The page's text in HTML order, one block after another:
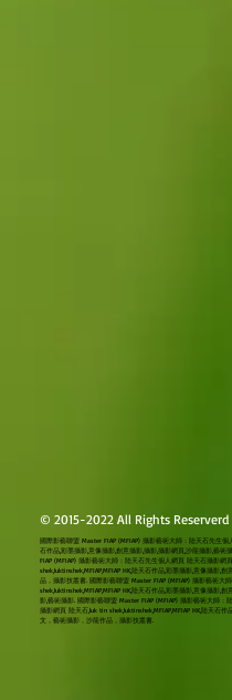
© 2015-2022 All Rights Reserverd
國際影藝聯盟 Master FIAP (MFIAP) 攝影藝術大師：陸天石先生
石作品,彩墨攝影,意像攝影,創意攝影,攝影,攝影網頁,沙龍攝影,藝
FIAP (MFIAP) 攝影藝術大師：陸天石先生個人網頁 陸天石攝影網
shek,luktinshek,MFIAP,MFIAP HK,陸天石作品,彩墨攝影,意像攝影
品，攝影技叢書. 國際影藝聯盟 Master FIAP (MFIAP) 攝影藝術大
shek,luktinshek,MFIAP,MFIAP HK,陸天石作品,彩墨攝影,意像攝影
影,藝術攝影. 國際影藝聯盟 Master FIAP (MFIAP) 攝影藝術大師
攝影網頁 陸天石,luk tin shek,luktinshek,MFIAP,MFIAP HK,陸天石
文，藝術攝影，沙龍作品，攝影技叢書.